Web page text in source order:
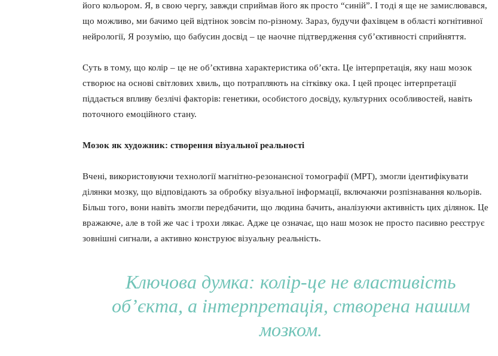
його кольором. Я, в свою чергу, завжди сприймав його як просто “синій”. І тоді я ще не замислювався,
що можливо, ми бачимо цей відтінок зовсім по-різному. Зараз, будучи фахівцем в області когнітивної
нейрології, Я розумію, що бабусин досвід – це наочне підтвердження суб’єктивності сприйняття.
Суть в тому, що колір – це не об’єктивна характеристика об’єкта. Це інтерпретація, яку наш мозок
створює на основі світлових хвиль, що потрапляють на сітківку ока. І цей процес інтерпретації
піддається впливу безлічі факторів: генетики, особистого досвіду, культурних особливостей, навіть
поточного емоційного стану.
Мозок як художник: створення візуальної реальності
Вчені, використовуючи технології магнітно-резонансної томографії (МРТ), змогли ідентифікувати
ділянки мозку, що відповідають за обробку візуальної інформації, включаючи розпізнавання кольорів.
Більш того, вони навіть змогли передбачити, що людина бачить, аналізуючи активність цих ділянок. Це
вражаюче, але в той же час і трохи лякає. Адже це означає, що наш мозок не просто пасивно реєструє
зовнішні сигнали, а активно конструює візуальну реальність.
Ключова думка: колір-це не властивість
об’єкта, а інтерпретація, створена нашим
мозком.